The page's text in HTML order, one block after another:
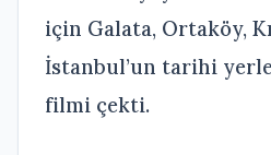
için Galata, Ortaköy,
İstanbul’un tarihi
filmi çekti.